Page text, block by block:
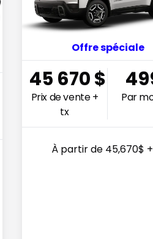
Offre spéciale
45 670$
Prix de vente +
tx
Par
À partir de 45,670$